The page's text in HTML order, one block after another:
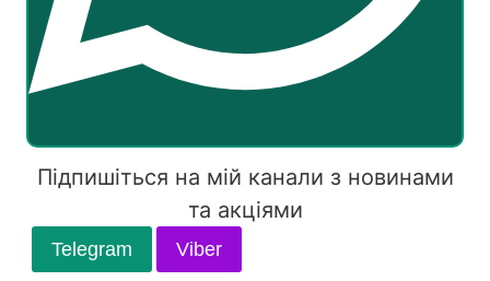
Підпишіться на мій канали з новинами
та акціями
Telegram Viber